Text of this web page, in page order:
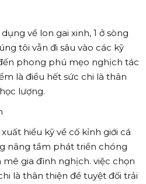
về lon gai xinh, 1 ở sòng
tôi vẫn đi sâu vào các kỹ
phong phú mẹo nghịch tác
là điều hết sức chi là thân
lượng.
hiểu kỹ về cố kỉnh giới cá
nâng tầm phát triển chóng
gia đình nghịch. việc chọn
là thân thiện để tuyệt đối trải